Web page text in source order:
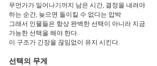
무언가가 일어나기까지 남은 시간, 결정을 내려야
하는 순간, 늦으면 돌이킬 수 없다는 압박
그래서 인물들은 항상 완벽한 선택이 아니라 지금
가능한 선택을 해야 한다.
이 구조가 긴장을 끊임없이 유지 시킨다.
선택의 무게